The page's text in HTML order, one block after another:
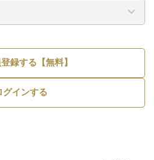
録する【無料】
グインする